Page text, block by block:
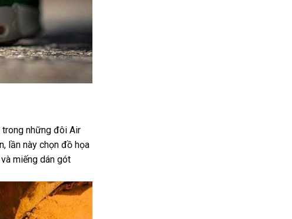
trong những đôi Air
lần này chọn đồ họa
miếng dán gót